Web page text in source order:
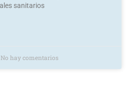
sanitarios
No hay comentarios